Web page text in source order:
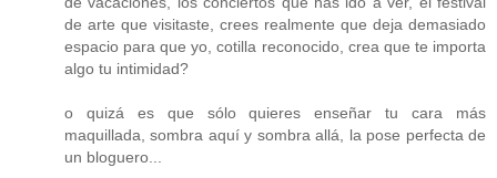
de arte que visitaste, crees realmente que deja demasiado
espacio para que yo, cotilla reconocido, crea que te importa
algo tu intimidad?
o quizá es que sólo quieres enseñar tu cara más
maquillada, sombra aquí y sombra allá, la pose perfecta de
un bloguero...